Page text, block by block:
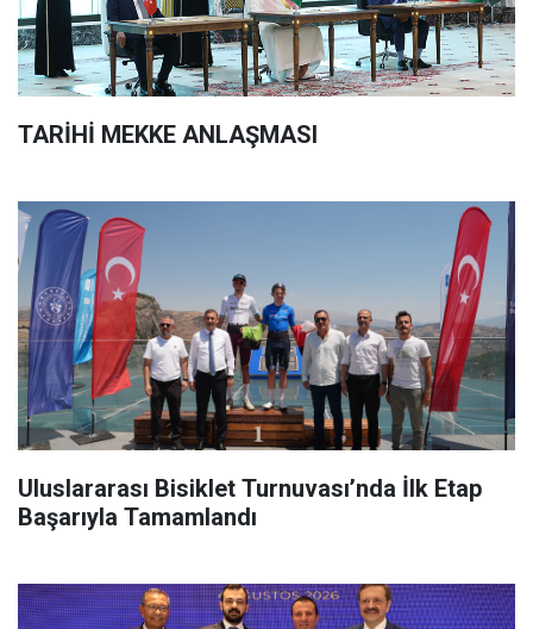
TARİHİ MEKKE ANLAŞMASI
Uluslararası Bisiklet Turnuvası’nda İlk Etap
Başarıyla Tamamlandı